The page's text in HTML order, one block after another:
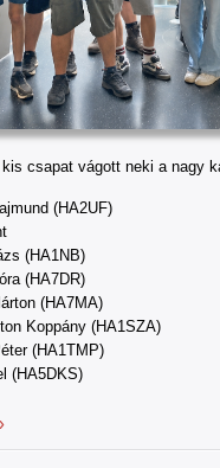
csapat vágott neki a nagy
(HA2UF)
(HA1NB)
(HA7DR)
(HA7MA)
Koppány (HA1SZA)
(HA1TMP)
(HA5DKS)